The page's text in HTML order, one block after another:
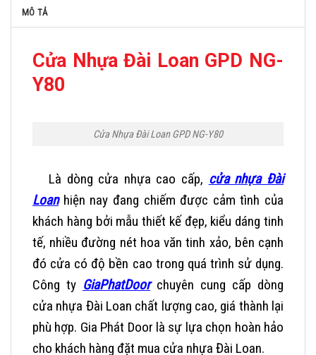
MÔ TẢ
Cửa Nhựa Đài Loan GPD NG-
Y80
Cửa Nhựa Đài Loan GPD NG-Y80
Là dòng cửa nhựa cao cấp, cửa nhựa Đài
Loanhiện nay đang chiếm được cảm tình của
khách hàng bởi mẫu thiết kế đẹp, kiểu dáng tinh
tế, nhiều đường nét hoa văn tinh xảo, bên cạnh
đó cửa có độ bền cao trong quá trình sử dụng.
Công ty GiaPhatDoorchuyên cung cấp dòng
cửa nhựa Đài Loan chất lượng cao, giá thành lại
phù hợp. Gia Phát Door là sự lựa chọn hoàn hảo
cho khách hàng đặt mua cửa nhựa Đài Loan.